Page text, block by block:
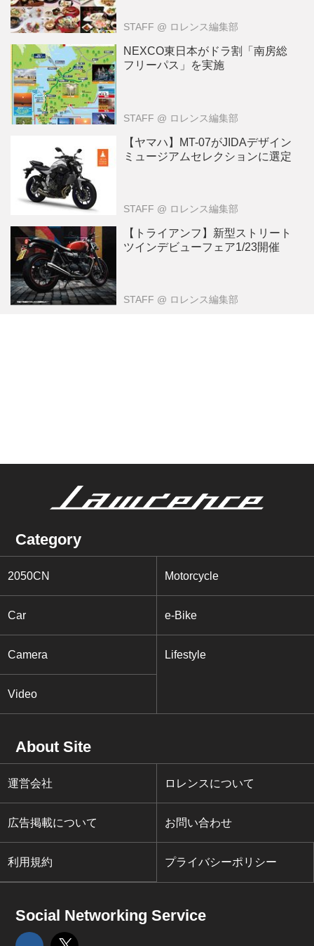
STAFF @ ロレンス編集部
NEXCO東日本がドラ割「南房総
フリーパス」を実施
STAFF @ ロレンス編集部
【ヤマハ】MT-07がJIDAデザイン
ミュージアムセレクションに選定
STAFF @ ロレンス編集部
【トライアンフ】新型ストリート
ツインデビューフェア1/23開催
STAFF @ ロレンス編集部
Category
2050CN Motorcycle
Car e-Bike
Camera Lifestyle
Video
About Site
運営会社 ロレンスについて
広告掲載について お問い合わせ
利用規約 プライバシーポリシー
Social Networking Service